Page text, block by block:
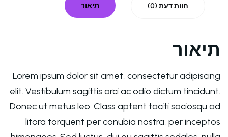
תיאור חוות דעת (0)
תיאור
Lorem ipsum dolor sit amet, consectetur adipiscing
elit. Vestibulum sagittis orci ac odio dictum tincidunt.
Donec ut metus leo. Class aptent taciti sociosqu ad
litora torquent per conubia nostra, per inceptos